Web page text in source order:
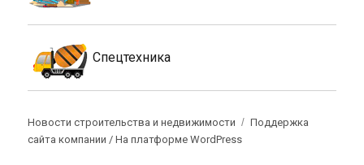
Спецтехника
Новости строительства и недвижимости
Поддержка
сайта компании /На платформе WordPress